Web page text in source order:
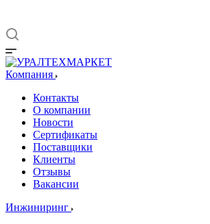
Компания
Контакты
О компании
Новости
Сертификаты
Поставщики
Клиенты
Отзывы
Вакансии
Инжиниринг